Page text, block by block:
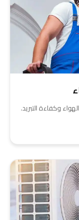
وكفاءة التبريد.